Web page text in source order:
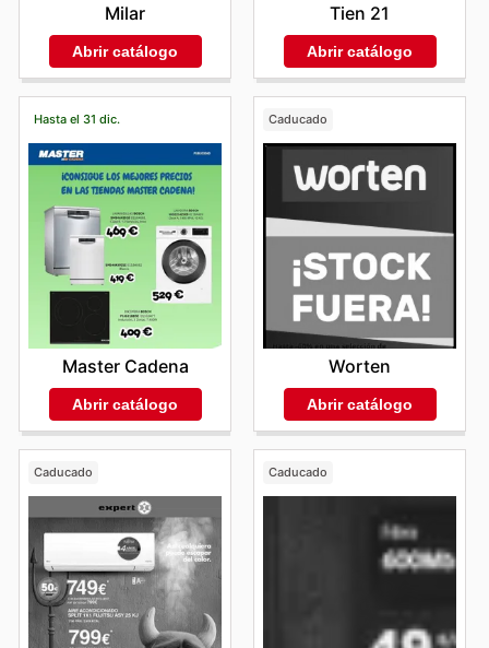
Milar
Abrir catálogo
Tien 21
Abrir catálogo
Hasta el 31 dic.
Master Cadena
Abrir catálogo
Caducado
Worten
Abrir catálogo
Caducado Caducado